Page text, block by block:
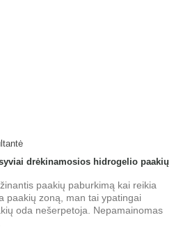
drėkinamosios hidrogelio paakių
paakių paburkimą kai reikia
paakių zoną, man tai ypatingai
oda nešerpetoja. Nepamainomas